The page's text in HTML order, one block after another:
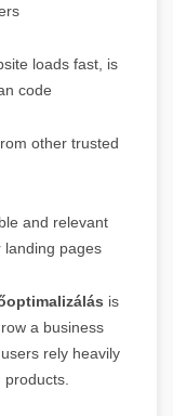
loads fast, is
code
other trusted
and relevant
landing pages
is
a business
rely heavily